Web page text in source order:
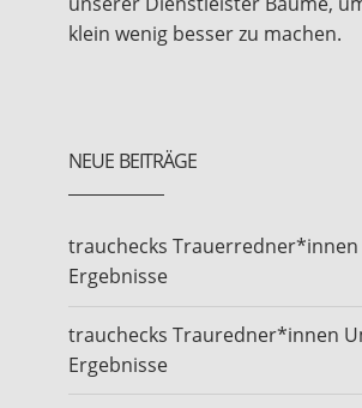
klein wenig besser zu machen.
NEUE BEITRÄGE
trauchecks Trauerredner*innen
Ergebnisse
trauchecks Trauredner*innen
Ergebnisse